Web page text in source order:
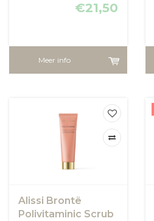
€21,50
Meer info
Alissi Brontë
Polivitaminic Scrub